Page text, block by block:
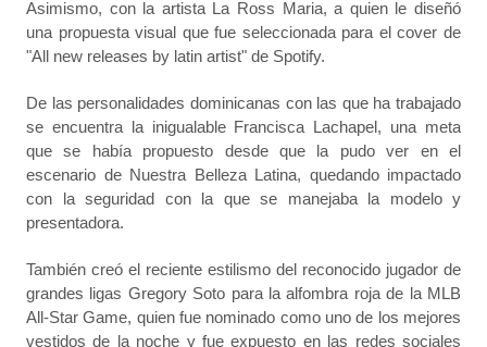
Asimismo, con la artista La Ross Maria, a quien le diseñó
una propuesta visual que fue seleccionada para el cover de
"All new releases by latin artist" de Spotify.
De las personalidades dominicanas con las que ha trabajado
se encuentra la inigualable Francisca Lachapel, una meta
que se había propuesto desde que la pudo ver en el
escenario de Nuestra Belleza Latina, quedando impactado
con la seguridad con la que se manejaba la modelo y
presentadora.
También creó el reciente estilismo del reconocido jugador de
grandes ligas Gregory Soto para la alfombra roja de la MLB
All-Star Game, quien fue nominado como uno de los mejores
vestidos de la noche y fue expuesto en las redes sociales